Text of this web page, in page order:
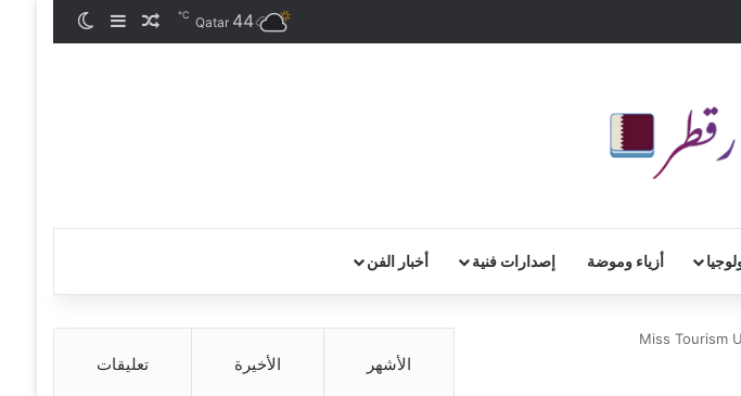
Qatar 44
℃ مقال عشوائي
إضافة عمود
أزياء وموضة إصدارات فنية أخبار الفن
الأشهر الأخيرة تعليقات